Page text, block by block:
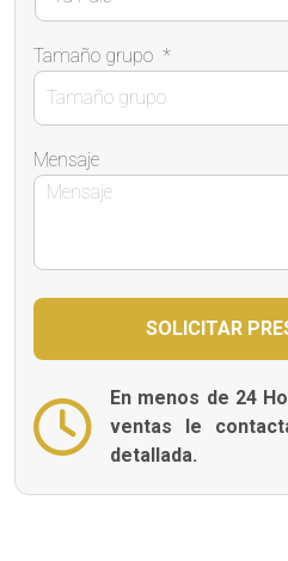
Tamaño grupo *
Mensaje
En menos de 24
ventas le
detallada.